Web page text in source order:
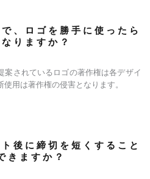
、ロゴを勝手に使ったら
りますか？
案されているロゴの著作権は各デザイ
用は著作権の侵害となります。
後に締切を短くすること
きますか？